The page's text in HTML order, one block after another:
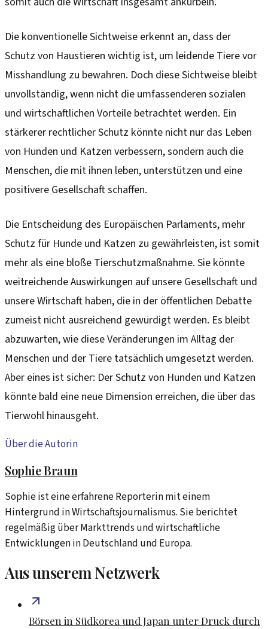
Die konventionelle Sichtweise erkennt an, dass der
Schutz von Haustieren wichtig ist, um leidende Tiere vor
Misshandlung zu bewahren. Doch diese Sichtweise bleibt
unvollständig, wenn nicht die umfassenderen sozialen
und wirtschaftlichen Vorteile betrachtet werden. Ein
stärkerer rechtlicher Schutz könnte nicht nur das Leben
von Hunden und Katzen verbessern, sondern auch die
Menschen, die mit ihnen leben, unterstützen und eine
positivere Gesellschaft schaffen.
Die Entscheidung des Europäischen Parlaments, mehr
Schutz für Hunde und Katzen zu gewährleisten, ist somit
mehr als eine bloße Tierschutzmaßnahme. Sie könnte
weitreichende Auswirkungen auf unsere Gesellschaft und
unsere Wirtschaft haben, die in der öffentlichen Debatte
zumeist nicht ausreichend gewürdigt werden. Es bleibt
abzuwarten, wie diese Veränderungen im Alltag der
Menschen und der Tiere tatsächlich umgesetzt werden.
Aber eines ist sicher: Der Schutz von Hunden und Katzen
könnte bald eine neue Dimension erreichen, die über das
Tierwohl hinausgeht.
Über die Autorin
Sophie Braun
Sophie ist eine erfahrene Reporterin mit einem
Hintergrund in Wirtschaftsjournalismus. Sie berichtet
regelmäßig über Markttrends und wirtschaftliche
Entwicklungen in Deutschland und Europa.
Aus unserem Netzwerk
Börsen in Südkorea und Japan unter Druck durch